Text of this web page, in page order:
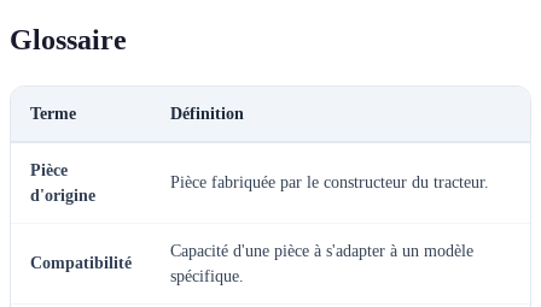
Glossaire
Terme Définition
Pièce
d'origine
Pièce fabriquée par le constructeur du tracteur.
Compatibilité
Capacité d'une pièce à s'adapter à un modèle
spécifique.